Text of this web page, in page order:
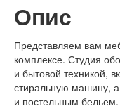
Опис
Представляем вам
комплексе. Студия
и бытовой техникой,
стиральную машину,
и постельным бельем.